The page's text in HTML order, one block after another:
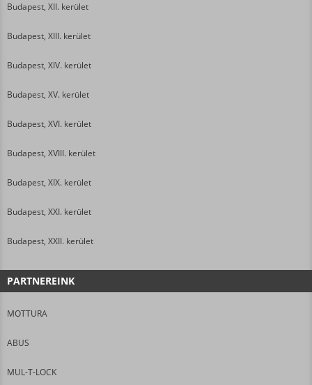
Budapest, XII. kerület
Budapest, XIII. kerület
Budapest, XIV. kerület
Budapest, XV. kerület
Budapest, XVI. kerület
Budapest, XVIII. kerület
Budapest, XIX. kerület
Budapest, XXI. kerület
Budapest, XXII. kerület
PARTNEREINK
MOTTURA
ABUS
MUL-T-LOCK